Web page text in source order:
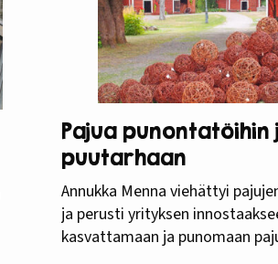
Pajua punontatöihin
puutarhaan
Annukka Menna viehättyi
ja perusti yrityksen
kasvattamaan ja punomaan